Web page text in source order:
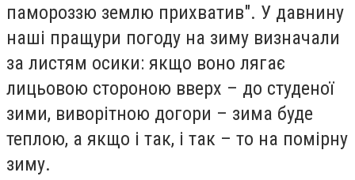
памороззю землю прихватив". У давнину
наші пращури погоду на зиму визначали
за листям осики: якщо воно лягає
лицьовою стороною вверх – до студеної
зими, виворітною догори – зима буде
теплою, а якщо і так, і так – то на помірну
зиму.